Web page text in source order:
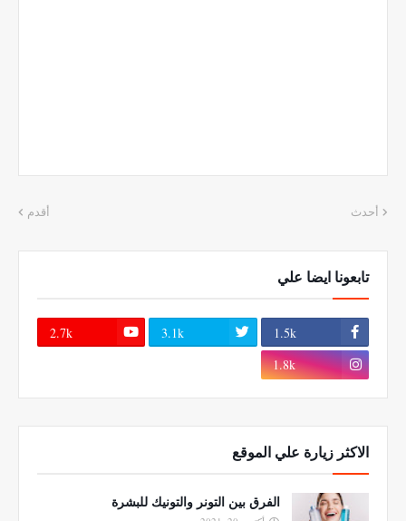
أحدث أقدم
تابعونا ايضا علي
1.5k
3.1k
2.7k
1.8k
الاكثر زيارة علي الموقع
الفرق بين التونر والتونيك للبشرة